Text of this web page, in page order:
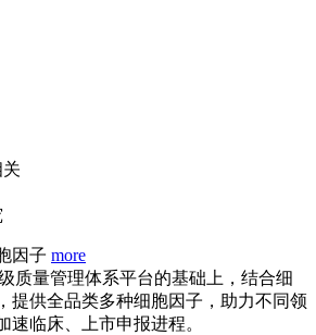
因子 more
质量管理体系平台的基础上，结合细
提供全品类多种细胞因子，助力不同领
速临床、上市申报进程。